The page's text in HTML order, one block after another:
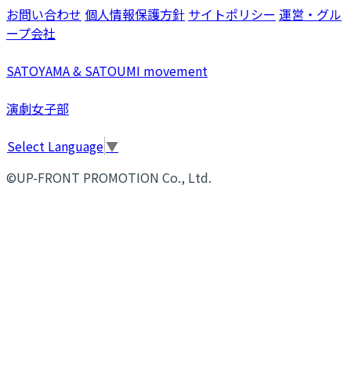
お問い合わせ 個人情報保護方針 サイトポリシー 運営・グル
ープ会社
SATOYAMA & SATOUMI movement
演劇女子部
Select Language▼
©UP-FRONT PROMOTION Co., Ltd.